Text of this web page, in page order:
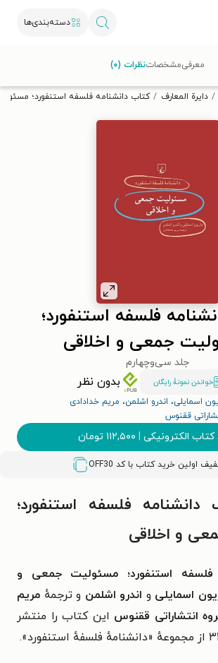
دسته‌بندی‌ها
تخفیف از طاقچه دریافت کن.
دایرة المعارف کتاب دانشنامه فلسفه استنفورد؛
فلسفه استنفورد؛
جمعی و اخلاقی
جلد سی‌وچهارم
خواندن نمونۀ رایگان بدون نظر
اسمایلی، اندرو اشلمن، مریم خدادادی
ققنوس
کتاب الکترونیکی | ۱۱۲,۵۰۰ تومان
OFF30
معرفیمشخصاتنظرات (۰)
فلسفه استنفورد؛
و اخلاقی
فلسفه استنفورد؛ مسئولیت جمعی و
اسمایلی و اندرو اشلمن و ترجمهٔ مریم
انتشاراتی ققنوس این کتاب را منتشر